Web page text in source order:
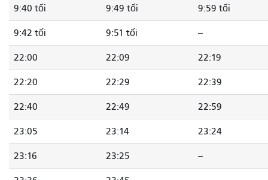
9:40 tối 9:49 tối 9:59 tối
9:42 tối 9:51 tối --
22:00 22:09 22:19
22:20 22:29 22:39
22:40 22:49 22:59
23:05 23:14 23:24
23:16 23:25 --